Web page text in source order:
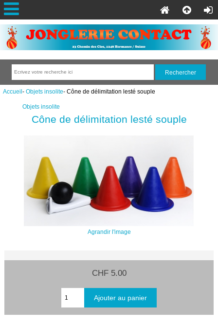
Accueil- Objets insolite- Cône de délimitation lesté souple
Objets insolite
Cône de délimitation lesté souple
Agrandir l'image
CHF 5.00